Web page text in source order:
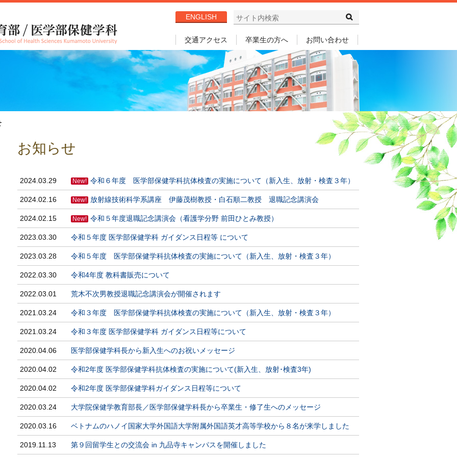
ENGLISH
交通アクセス 卒業生の方へ お問い合わせ
お知らせ
2024.03.29 New! 令和６年度 医学部保健学科抗体検査の実施について（新入生、放射・検査３年）
2024.02.16 New! 放射線技術科学系講座 伊藤茂樹教授・白石順二教授 退職記念講演会
2024.02.15 New! 令和５年度退職記念講演会（看護学分野 前田ひとみ教授）
2023.03.30 令和５年度 医学部保健学科 ガイダンス日程等 について
2023.03.28 令和５年度 医学部保健学科抗体検査の実施について（新入生、放射・検査３年）
2022.03.30 令和4年度 教科書販売について
2022.03.01 荒木不次男教授退職記念講演会が開催されます
2021.03.24 令和３年度 医学部保健学科抗体検査の実施について（新入生、放射・検査３年）
2021.03.24 令和３年度 医学部保健学科 ガイダンス日程等について
2020.04.06 医学部保健学科長から新入生へのお祝いメッセージ
2020.04.02 令和2年度 医学部保健学科抗体検査の実施について(新入生、放射･検査3年)
2020.04.02 令和2年度 医学部保健学科ガイダンス日程等について
2020.03.24 大学院保健学教育部長／医学部保健学科長から卒業生・修了生へのメッセージ
2020.03.16 ベトナムのハノイ国家大学外国語大学附属外国語英才高等学校から８名が来学しました
2019.11.13 第９回留学生との交流会 in 九品寺キャンパスを開催しました